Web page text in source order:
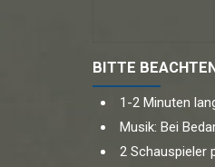
BITTE
1-2 Minuten
Musik: Bei
2 Schauspieler